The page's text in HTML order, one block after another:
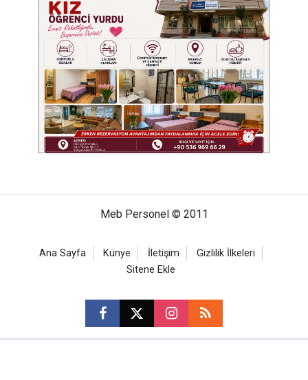
Meb Personel © 2011
Ana Sayfa Künye İletişim
Gizlilik İlkeleri
Sitene Ekle